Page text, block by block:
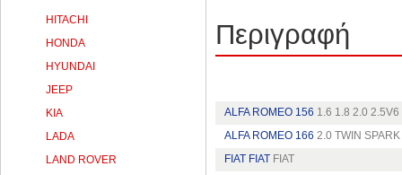
Περιγραφή
ALFA ROMEO 156 1.6 1.8 2.0
ALFA ROMEO 166 2.0 TWIN
FIAT FIAT FIAT
HITACHI
HONDA
HYUNDAI
JEEP
KIA
LADA
LAND ROVER